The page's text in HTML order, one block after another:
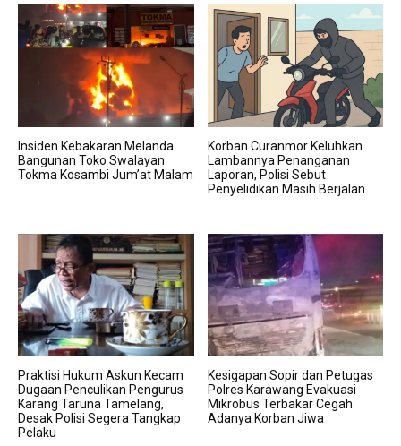
Insiden Kebakaran Melanda
Bangunan Toko Swalayan
Tokma Kosambi Jum’at Malam
Korban Curanmor Keluhkan
Lambannya Penanganan
Laporan, Polisi Sebut
Penyelidikan Masih Berjalan
Praktisi Hukum Askun Kecam
Dugaan Penculikan Pengurus
Karang Taruna Tamelang,
Desak Polisi Segera Tangkap
Pelaku
Kesigapan Sopir dan Petugas
Polres Karawang Evakuasi
Mikrobus Terbakar Cegah
Adanya Korban Jiwa